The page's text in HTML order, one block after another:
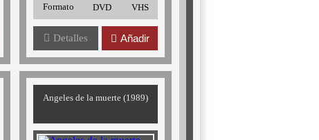
Formato DVD VHS
Detalles Añadir
Angeles de la muerte (1989)